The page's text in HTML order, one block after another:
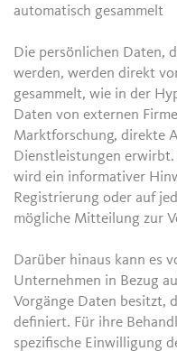
automatisch gesammelt
Die persönlichen Daten,
werden, werden direkt
gesammelt, wie in der
Daten von externen
Marktforschung, direkte
Dienstleistungen
wird ein informativer
Registrierung oder auf
mögliche Mitteilung zur
Darüber hinaus kann es
Unternehmen in Bezug
Vorgänge Daten besitzt,
definiert. Für ihre
spezifische Einwilligung